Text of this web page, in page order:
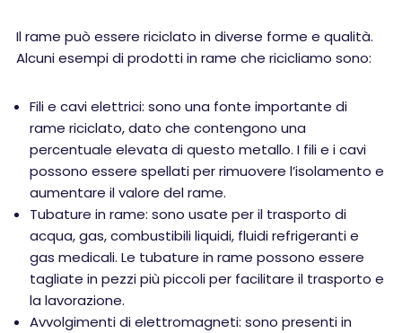
Il rame può essere riciclato in diverse forme e qualità.
Alcuni esempi di prodotti in rame che ricicliamo sono:
Fili e cavi elettrici: sono una fonte importante di
rame riciclato, dato che contengono una
percentuale elevata di questo metallo. I fili e i cavi
possono essere spellati per rimuovere l’isolamento e
aumentare il valore del rame.
Tubature in rame: sono usate per il trasporto di
acqua, gas, combustibili liquidi, fluidi refrigeranti e
gas medicali. Le tubature in rame possono essere
tagliate in pezzi più piccoli per facilitare il trasporto e
la lavorazione.
Avvolgimenti di elettromagneti: sono presenti in